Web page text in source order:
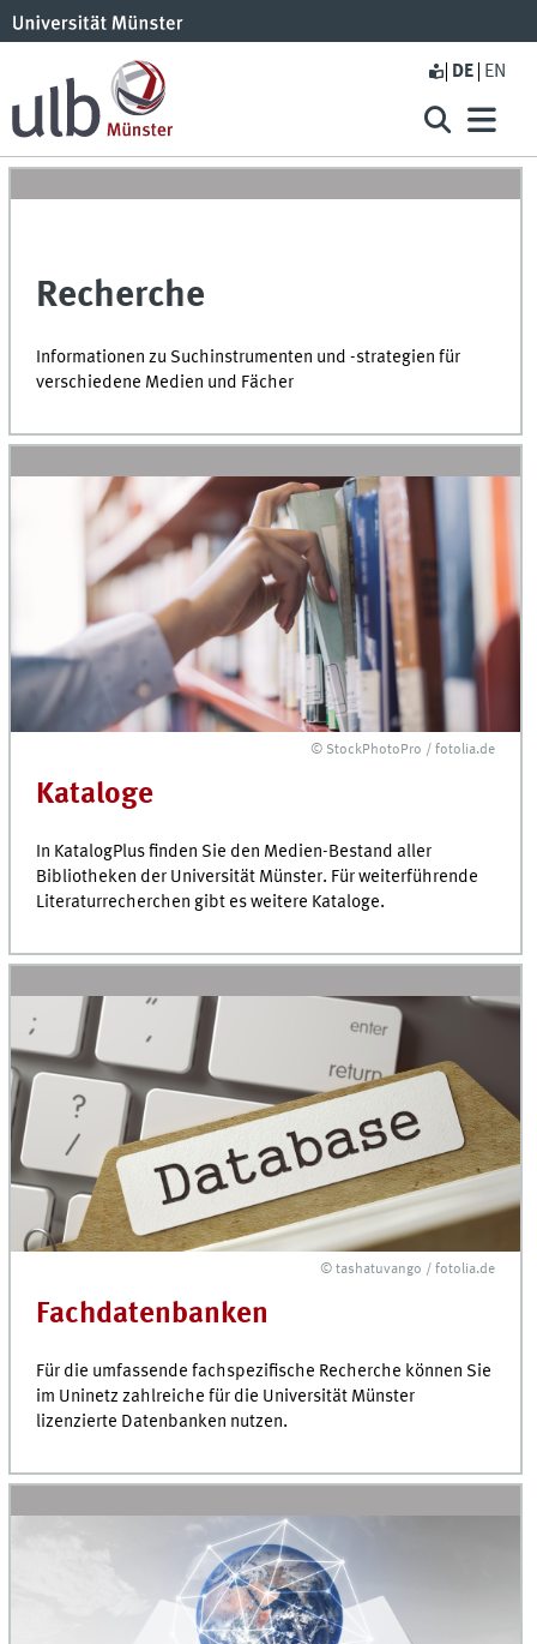
DE EN
Recherche
Informationen zu Such­instrumenten und -strategien für
verschiedene Medien und Fächer
© StockPhotoPro / fotolia.de
Kataloge
In KatalogPlus finden Sie den Medien-Bestand aller
Bibliotheken der Universität Münster. Für weiter­führende
Literatur­recherchen gibt es weitere Kataloge.
© tashatuvango / fotolia.de
Fach­daten­banken
Für die umfassende fach­spezifische Recherche können Sie
im Uninetz zahlreiche für die Universität Münster
lizenzierte Daten­banken nutzen.